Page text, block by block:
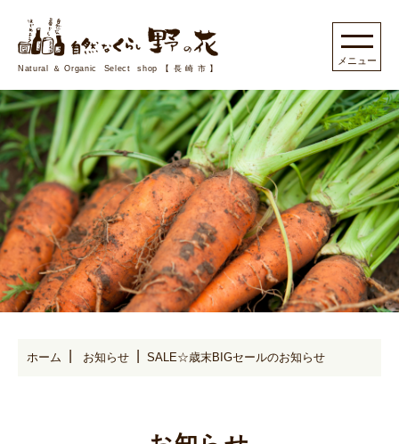
Natural＆Organic Select shop【長崎市】
ホーム お知らせ SALE☆歳末BIGセールのお知らせ